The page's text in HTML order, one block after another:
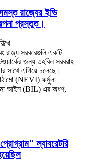
রাজ্যের ইভি
প্রস্তুত।
রাজ্য সরকারগুলি একটি
জন্য তহবিল সরবরাহ
সাথে এগিয়ে চলেছে।
(NEVI) ফর্মুলা
আইন (BIL) এর অংশ,
ল্যাবরেটরি